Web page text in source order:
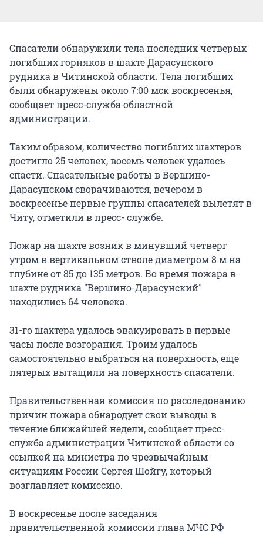
Спасатели обнаружили тела последних четверых
погибших горняков в шахте Дарасунского
рудника в Читинской области. Тела погибших
были обнаружены около 7:00 мск воскресенья,
сообщает пресс-служба областной
администрации.
Таким образом, количество погибших шахтеров
достигло 25 человек, восемь человек удалось
спасти. Спасательные работы в Вершино-
Дарасунском сворачиваются, вечером в
воскресенье первые группы спасателей вылетят в
Читу, отметили в пресс- службе.
Пожар на шахте возник в минувший четверг
утром в вертикальном стволе диаметром 8 м на
глубине от 85 до 135 метров. Во время пожара в
шахте рудника "Вершино-Дарасунский"
находились 64 человека.
31-го шахтера удалось эвакуировать в первые
часы после возгорания. Троим удалось
самостоятельно выбраться на поверхность, еще
пятерых вытащили на поверхность спасатели.
Правительственная комиссия по расследованию
причин пожара обнародует свои выводы в
течение ближайшей недели, сообщает пресс-
служба администрации Читинской области со
ссылкой на министра по чрезвычайным
ситуациям России Сергея Шойгу, который
возглавляет комиссию.
В воскресенье после заседания
правительственной комиссии глава МЧС РФ